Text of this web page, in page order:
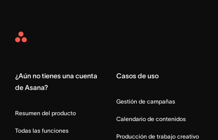
Asana
¿Aún no tienes una cuenta
de Asana?
Resumen del producto
Todas las funciones
Casos de uso
Gestión de campañas
Calendario de contenidos
Producción de trabajo creativo